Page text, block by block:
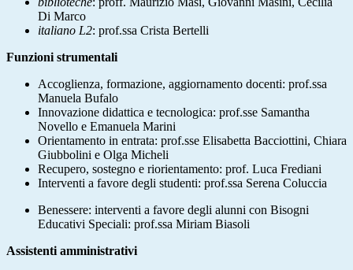
Di Marco
italiano L2: prof.ssa Crista Bertelli
Funzioni strumentali
Accoglienza, formazione, aggiornamento docenti: prof.ssa
Manuela Bufalo
Innovazione didattica e tecnologica: prof.sse Samantha
Novello e Emanuela Marini
Orientamento in entrata: prof.sse Elisabetta Bacciottini, Chiara
Giubbolini e Olga Micheli
Recupero, sostegno e riorientamento: prof. Luca Frediani
Interventi a favore degli studenti: prof.ssa Serena Coluccia
Benessere: interventi a favore degli alunni con Bisogni
Educativi Speciali: prof.ssa Miriam Biasoli
Assistenti amministrativi